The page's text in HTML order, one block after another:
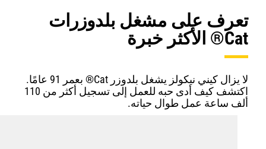
تعرف على مشغل بلدوزرات
Cat® الأكثر خبرة
لا يزال كيني نيكولز يشغل بلدوزر Cat® بعمر 91 عامًا.
اكتشف كيف أدى حبه للعمل إلى تسجيل أكثر من 110
ألف ساعة عمل طوال حياته.